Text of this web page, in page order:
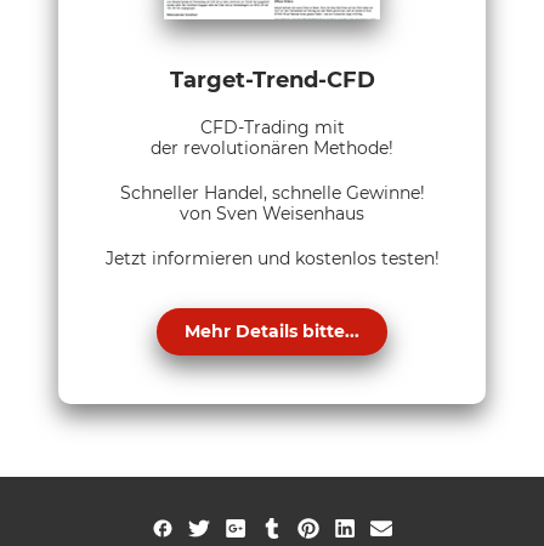
Target-Trend-CFD
CFD-Trading mit
der revolutionären Methode!
Schneller Handel, schnelle Gewinne!
von Sven Weisenhaus
Jetzt informieren und kostenlos testen!
Mehr Details bitte...